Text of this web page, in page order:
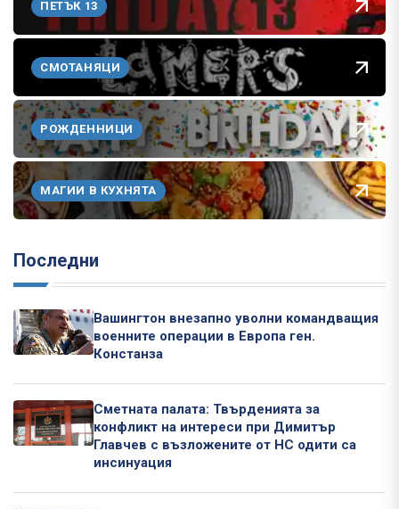
ПЕТЪК 13
СМОТАНЯЦИ
РОЖДЕННИЦИ
МАГИИ В КУХНЯТА
Последни
Вашингтон внезапно уволни командващия
военните операции в Европа ген.
Констанза
Сметната палата: Твърденията за
конфликт на интереси при Димитър
Главчев с възложените от НС одити са
инсинуация